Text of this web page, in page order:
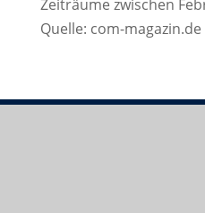
Zeiträume zwischen
Quelle: com-magazin.de